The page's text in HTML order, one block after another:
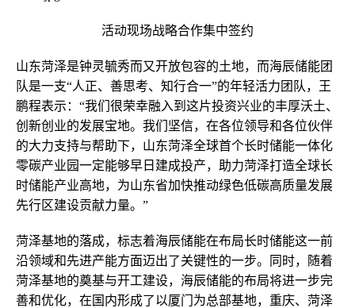
活动现场战略合作集中签约
山东菏泽是钟灵毓秀而又开放包容的土地，而海辰储能团
队是一支“人正、善思考、知行合一”的年轻活力团队，王
鹏程表示：“我们很荣幸融入到这片投资兴业的丰厚沃土、
创新创业的发展宝地。我们坚信，在各位领导和各位伙伴
的大力支持与帮助下，山东菏泽全球首个长时储能一体化
零碳产业园一定能够早日建成投产，助力菏泽打造全球长
时储能产业高地，为山东省加快推动绿色低碳高质量发展
先行区建设贡献力量。”
菏泽基地的落成，标志着海辰储能在布局长时储能这一前
沿领域和先进产能方面迈出了关键性的一步。同时，随着
菏泽基地的奠基与开工建设，海辰储能的布局将进一步完
善和优化，在国内形成了以厦门为总部基地，重庆、菏泽